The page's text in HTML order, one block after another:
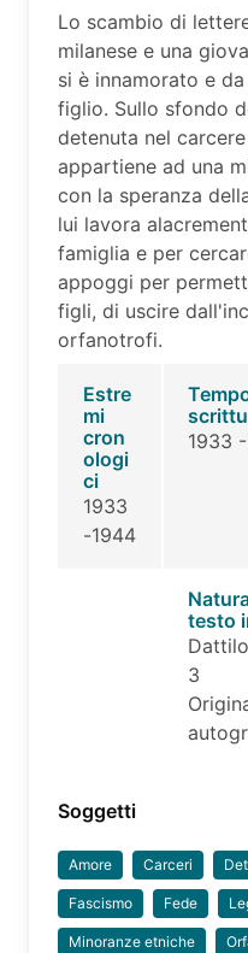
Lo scambio di
milanese e una
si è innamorato e
figlio. Sullo sfondo
detenuta nel
appartiene ad una
con la speranza
lui lavora
famiglia e per
appoggi per
figli, di uscire
orfanotrofi.
Estre
mi
cron
ologi
ci
1933
-1944
1933
testo
3
Soggetti
Amore Carceri
Fascismo Fede
Minoranze etniche